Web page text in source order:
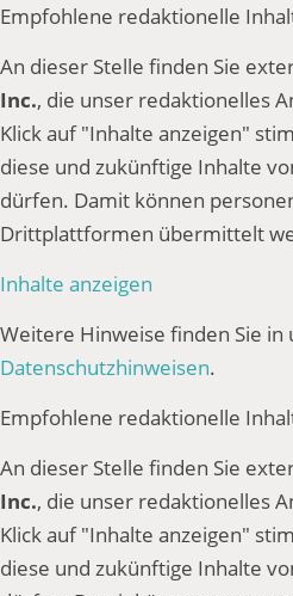
Empfohlene redaktionelle
An dieser Stelle finden Sie
Inc., die unser redaktionelles
Klick auf "Inhalte anzeigen"
diese und zukünftige Inhalte
dürfen. Damit können
Drittplattformen übermittelt
Inhalte anzeigen
Weitere Hinweise finden Sie in
Datenschutzhinweisen.
Empfohlene redaktionelle
An dieser Stelle finden Sie
Inc., die unser redaktionelles
Klick auf "Inhalte anzeigen"
diese und zukünftige Inhalte